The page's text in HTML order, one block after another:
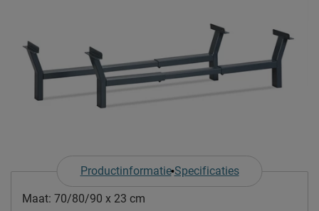
Productinformatie Specificaties
Maat: 70/80/90 x 23 cm